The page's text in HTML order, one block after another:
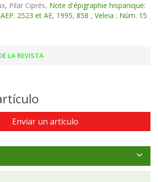
Pilar Ciprés, Note d'épigraphie hispanique:
2523 et AE, 1995, 858 , Veleia : Núm. 15
LA REVISTA
Enviar un artículo